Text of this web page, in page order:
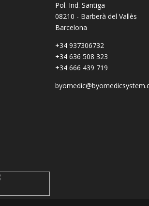
Pol. Ind. Santiga
08210 - Barberà del Vallès
Barcelona
+34 937306732
+34 636 508 323
+34 666 439 719